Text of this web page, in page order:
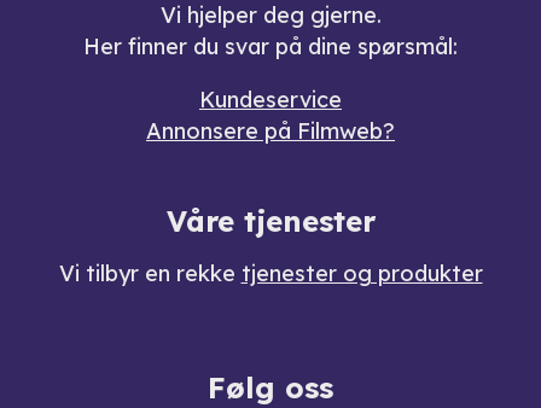
Vi hjelper deg gjerne.
Her finner du svar på dine spørsmål:
Kundeservice
Annonsere på Filmweb?
Våre tjenester
Vi tilbyr en rekke tjenester og produkter
Følg oss